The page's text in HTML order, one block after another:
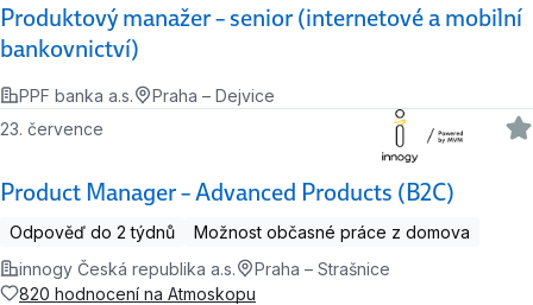
Produktový manažer – senior (internetové a mobilní
bankovnictví)
PPF banka a.s. Praha – Dejvice
Product Manager – Advanced Products (B2C)
23. července
Odpověď do 2 týdnů
Možnost občasné práce z domova
innogy Česká republika a.s.
Praha – Strašnice
820 hodnocení na Atmoskopu